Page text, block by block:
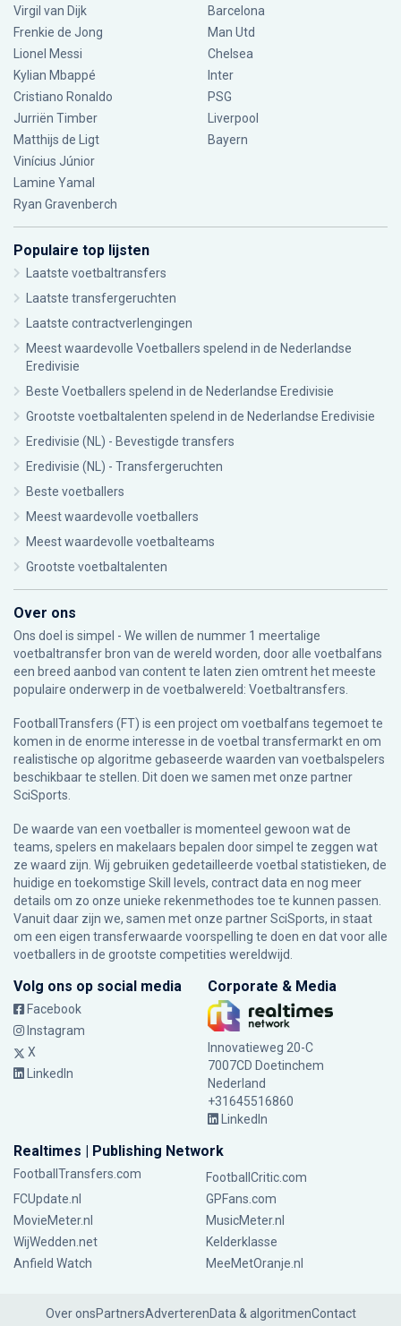
Virgil van Dijk
Frenkie de Jong
Lionel Messi
Kylian Mbappé
Cristiano Ronaldo
Jurriën Timber
Matthijs de Ligt
Vinícius Júnior
Lamine Yamal
Ryan Gravenberch
Barcelona
Man Utd
Chelsea
Inter
PSG
Liverpool
Bayern
Populaire top lijsten
Laatste voetbaltransfers
Laatste transfergeruchten
Laatste contractverlengingen
Meest waardevolle Voetballers spelend in de Nederlandse
Eredivisie
Beste Voetballers spelend in de Nederlandse Eredivisie
Grootste voetbaltalenten spelend in de Nederlandse Eredivisie
Eredivisie (NL) - Bevestigde transfers
Eredivisie (NL) - Transfergeruchten
Beste voetballers
Meest waardevolle voetballers
Meest waardevolle voetbalteams
Grootste voetbaltalenten
Over ons
Ons doel is simpel - We willen de nummer 1 meertalige
voetbaltransfer bron van de wereld worden, door alle voetbalfans
een breed aanbod van content te laten zien omtrent het meeste
populaire onderwerp in de voetbalwereld: Voetbaltransfers.
FootballTransfers (FT) is een project om voetbalfans tegemoet te
komen in de enorme interesse in de voetbal transfermarkt en om
realistische op algoritme gebaseerde waarden van voetbalspelers
beschikbaar te stellen. Dit doen we samen met onze partner
SciSports
De waarde van een voetballer is momenteel gewoon wat de
teams, spelers en makelaars bepalen door simpel te zeggen wat
ze waard zijn. Wij gebruiken gedetailleerde voetbal statistieken, de
huidige en toekomstige Skill levels, contract data en nog meer
details om zo onze unieke rekenmethodes toe te kunnen passen.
Vanuit daar zijn we, samen met onze partner SciSports, in staat
om een eigen transferwaarde voorspelling te doen en dat voor alle
voetballers in de grootste competities wereldwijd.
Volg ons op social media
Facebook
Instagram
X
LinkedIn
Corporate & Media
Innovatieweg 20-C
7007CD Doetinchem
Nederland
+31645516860
LinkedIn
Realtimes | Publishing Network
FootballTransfers.com
FootballCritic.com
FCUpdate.nl
GPFans.com
MovieMeter.nl
MusicMeter.nl
WijWedden.net
Kelderklasse
Anfield Watch
MeeMetOranje.nl
Over onsPartnersAdverterenData & algoritmenContact